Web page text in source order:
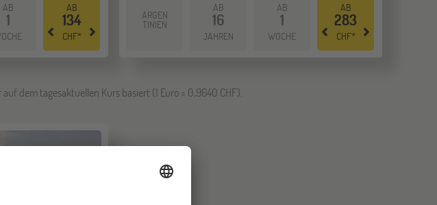
AB
1
AB
134
CHF*
ARGEN
TINIEN
AB
16
JAHREN
AB
1
WOCHE
AB
283
CHF*
dem tagesaktuellen Kurs basiert (1 Euro = 0,9640 CHF).